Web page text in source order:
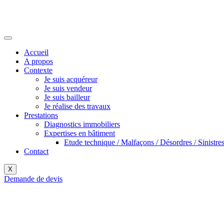
Accueil
A propos
Contexte
Je suis acquéreur
Je suis vendeur
Je suis bailleur
Je réalise des travaux
Prestations
Diagnostics immobiliers
Expertises en bâtiment
Etude technique / Malfaçons / Désordres /
Contact
X
Demande de devis